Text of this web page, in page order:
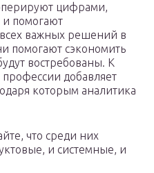
цифрами,
и помогают
всех важных решений в
помогают сэкономить
востребованы. К
профессии добавляет
которым аналитика
что среди них
и системные, и